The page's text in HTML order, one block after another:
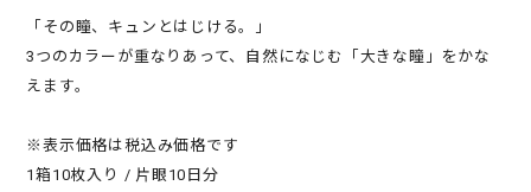
「その瞳、キュンとはじける。」
3つのカラーが重なりあって、自然になじむ「大きな瞳」をかな
えます。
※表示価格は税込み価格です
1箱10枚入り / 片眼10日分